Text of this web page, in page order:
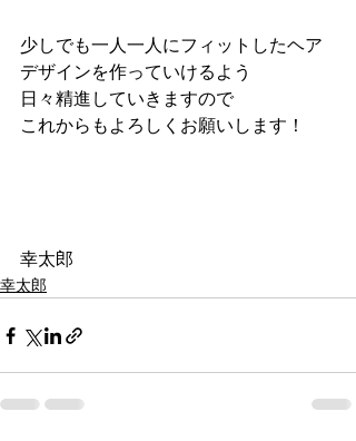
少しでも一人一人にフィットしたヘア
デザインを作っていけるよう
日々精進していきますので
これからもよろしくお願いします！
幸太郎
幸太郎